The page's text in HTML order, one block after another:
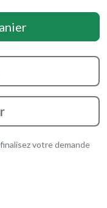
votre demande